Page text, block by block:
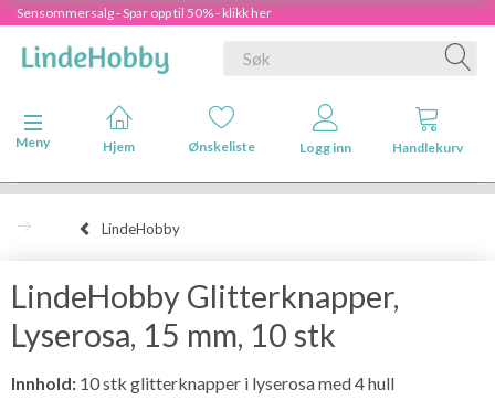
Sensommersalg - Spar opp til 50% - klikk her
Veksle navigasjon
Meny
Hjem Ønskeliste Logg inn Handlekurv
LindeHobby
LindeHobby Glitterknapper,
Lyserosa, 15 mm, 10 stk
Innhold: 10 stk glitterknapper i lyserosa med 4 hull